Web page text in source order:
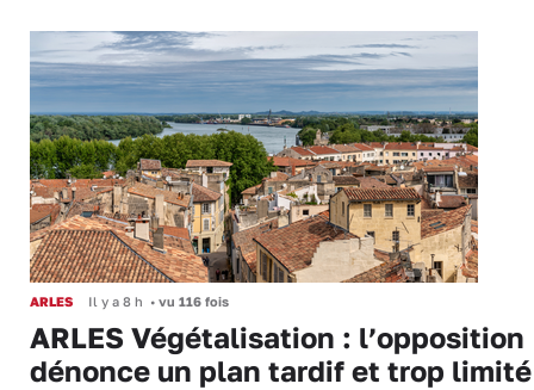
ARLES Il y a 8 h • vu 116 fois
ARLES Végétalisation : l’opposition
dénonce un plan tardif et trop limité